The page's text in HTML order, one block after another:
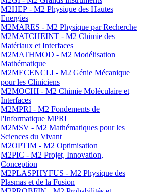
M2HEP - M2 Physique des Hautes
Energies
M2MARES - M2 Physique par Recherche
M2MATCHEINT - M2 Chimie des
Matériaux et Interfaces
M2MATHMOD - M2 Modélisation
Mathématique
M2MECENCLI - M2 Génie Mécanique
pour les Cliniciens
M2MOCHI - M2 Chimie Moléculaire et
Interfaces
M2MPRI - M2 Fondements de
l'Informatique MPRI
M2MSV - M2 Mathématiques pour les
Sciences du Vivant
M2OPTIM - M2 Optimisation
M2PIC - M2 Projet, Innovation,
Conception
M2PLASPHYFUS - M2 Physique des
Plasmas et de la Fusion